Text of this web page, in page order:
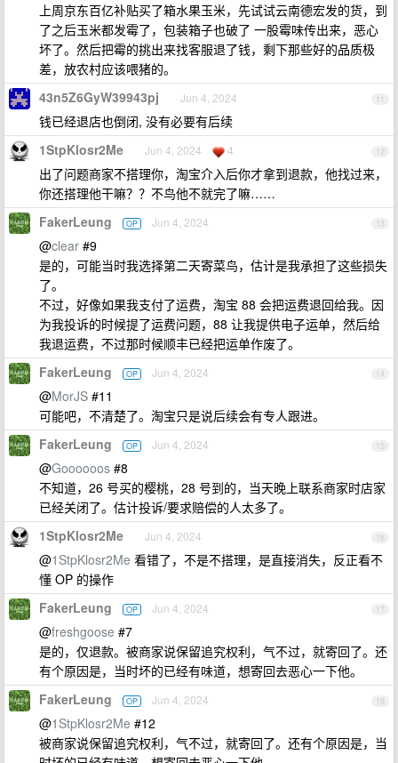
上周京东百亿补贴买了箱水果玉米，先试试云南德宏发的货，到
了之后玉米都发霉了，包装箱子也破了 一股霉味传出来，恶心
坏了。然后把霉的挑出来找客服退了钱，剩下那些好的品质极
差，放农村应该喂猪的。
11
43n5Z6GyW39943pj Jun 4, 2024
钱已经退店也倒闭, 没有必要有后续
12
1StpKlosr2Me Jun 4, 2024 4
出了问题商家不搭理你，淘宝介入后你才拿到退款，他找过来，
你还搭理他干嘛？？不鸟他不就完了嘛……
13
FakerLeung OP Jun 4, 2024
@clear #9
是的，可能当时我选择第二天寄菜鸟，估计是我承担了这些损失
了。
不过，好像如果我支付了运费，淘宝 88 会把运费退回给我。因
为我投诉的时候提了运费问题，88 让我提供电子运单，然后给
我退运费，不过那时候顺丰已经把运单作废了。
14
FakerLeung OP Jun 4, 2024
@MorJS #11
可能吧，不清楚了。淘宝只是说后续会有专人跟进。
15
FakerLeung OP Jun 4, 2024
@Goooooos #8
不知道，26 号买的樱桃，28 号到的，当天晚上联系商家时店家
已经关闭了。估计投诉/要求赔偿的人太多了。
16
1StpKlosr2Me Jun 4, 2024
@1StpKlosr2Me 看错了，不是不搭理，是直接消失，反正看不
懂 OP 的操作
17
FakerLeung OP Jun 4, 2024
@freshgoose #7
是的，仅退款。被商家说保留追究权利，气不过，就寄回了。还
有个原因是，当时坏的已经有味道，想寄回去恶心一下他。
18
FakerLeung OP Jun 4, 2024
@1StpKlosr2Me #12
被商家说保留追究权利，气不过，就寄回了。还有个原因是，当